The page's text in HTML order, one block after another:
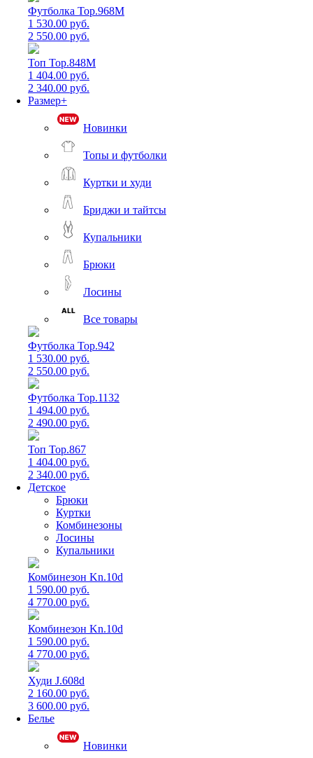
Футболка Top.968M
1 530.00 руб.
2 550.00 руб.
Топ Top.848M
1 404.00 руб.
2 340.00 руб.
Размер+
Новинки
Топы и футболки
Куртки и худи
Бриджи и тайтсы
Купальники
Брюки
Лосины
Все товары
Футболка Top.942
1 530.00 руб.
2 550.00 руб.
Футболка Top.1132
1 494.00 руб.
2 490.00 руб.
Топ Top.867
1 404.00 руб.
2 340.00 руб.
Детское
Брюки
Куртки
Комбинезоны
Лосины
Купальники
Комбинезон Kn.10d
1 590.00 руб.
4 770.00 руб.
Комбинезон Kn.10d
1 590.00 руб.
4 770.00 руб.
Худи J.608d
2 160.00 руб.
3 600.00 руб.
Белье
Новинки